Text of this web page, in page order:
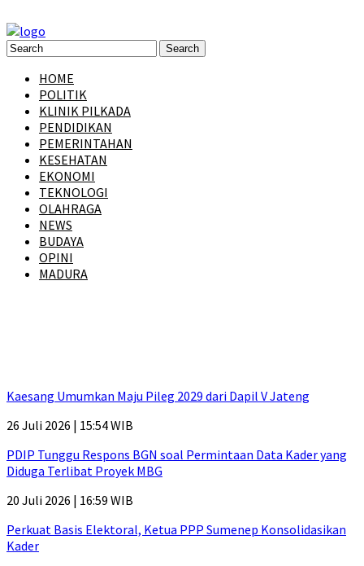
HOME
POLITIK
KLINIK PILKADA
PENDIDIKAN
PEMERINTAHAN
KESEHATAN
EKONOMI
TEKNOLOGI
OLAHRAGA
NEWS
BUDAYA
OPINI
MADURA
Kaesang Umumkan Maju Pileg 2029 dari Dapil V Jateng
26 Juli 2026 | 15:54 WIB
PDIP Tunggu Respons BGN soal Permintaan Data Kader yang
Diduga Terlibat Proyek MBG
20 Juli 2026 | 16:59 WIB
Perkuat Basis Elektoral, Ketua PPP Sumenep Konsolidasikan
Kader